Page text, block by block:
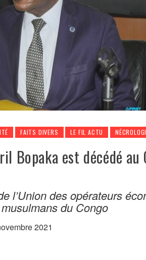
FAITS DIVERS LE FIL ACTU
Bopaka est décédé au
l’Union des opérateurs
du Congo
2021